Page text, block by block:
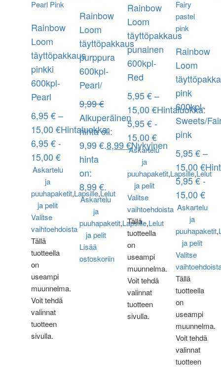
Rainbow
Loom
täyttöpakkaus
pinkki
600kpl-
Pearl
6,95€–
15,00 €Hintaluokka:
6,95 € -
15,00 €
Askartelu
ja
puuhapaketit,Lapsille,Lelut
ja pelit
Valitse
vaihtoehdoista
Tällä
tuotteella
on
useampi
muunnelma.
Voit tehdä
valinnat
tuotteen
sivulla.
Rainbow
Loom
täyttöpakkaus
purppura
600kpl-
Pearl/
9,99€
Alkuperäinen
hinta oli:
9,99 €.8,99 €Nykyinen
hinta
on:
8,99 €.
Askartelu
ja
puuhapaketit,Lapsille,Lelut
ja pelit
Lisää
ostoskoriin
Rainbow
Loom
täyttöpakkaus
punainen
600kpl-
Red
5,95€ –
15,00€Hintaluokka:
5,95 € -
15,00 €
Askartelu
ja
puuhapaketit,Lapsille,Lelut
ja pelit
Valitse
vaihtoehdoista
Tällä
tuotteella
on
useampi
muunnelma.
Voit tehdä
valinnat
tuotteen
sivulla.
Rainbow
Loom
pink
600kpl-
Sweets/
pink
5,95€–
15,00€
5,95 € -
15,00 €
Askartelu
ja
puuhapaketit,
ja pelit
Valitse
Tällä
tuotteella
on
useampi
muunnelma.
Voit tehdä
valinnat
tuotteen